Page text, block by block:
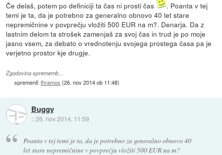
Če delaš, potem po definiciji ta čas ni prosti čas
. Poanta v tej
temi je ta, da je potrebno za generalno obnovo 40 let stare
nepremičnine v povprečju vložiti 500 EUR na m?. Denarja. Da z
lastnim delom ta strošek zamenjaš za svoj čas in trud je po moje
jasno vsem, za debato o vrednotenju svojega prostega časa pa je
verjetno prostor kje drugje.
Zgodovina sprememb…
spremenil:thramos (26. nov 2014 ob 11:48)
Buggy
::26. nov 2014, 11:59
Poanta v tej temi je ta, da je potrebno za generalno obnovo 40
let stare nepremičnine v povprečju vložiti 500 EUR na m?